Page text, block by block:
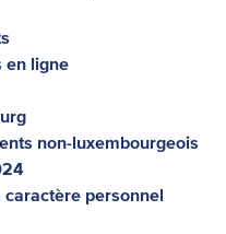
en ligne
non-luxembourgeois
caractère personnel